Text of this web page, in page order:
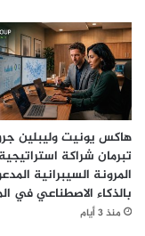
هاكس يونيت وليبلين
تبرمان شراكة
المرونة السيبرانية
بالذكاء الاصطناعي في
منذ 3 أيام